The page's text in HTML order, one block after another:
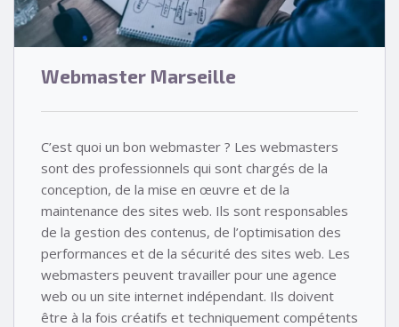
Webmaster Marseille
C’est quoi un bon webmaster ? Les webmasters
sont des professionnels qui sont chargés de la
conception, de la mise en œuvre et de la
maintenance des sites web. Ils sont responsables
de la gestion des contenus, de l’optimisation des
performances et de la sécurité des sites web. Les
webmasters peuvent travailler pour une agence
web ou un site internet indépendant. Ils doivent
être à la fois créatifs et techniquement compétents